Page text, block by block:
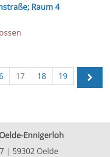
Raum 4
17 18 19
Ennigerloh
| 59302 Oelde